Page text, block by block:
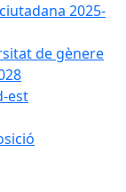
2025-
de gènere
est